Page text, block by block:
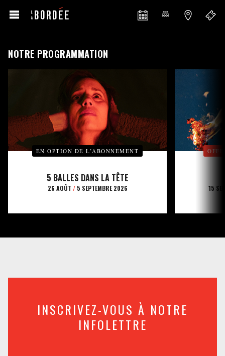
NOTRE PROGRAMMATION
EN OPTION DE L’ABONNEMENT
5 BALLES DANS LA TÊTE
26 AOÛT /5 SEPTEMBRE 2026 15
INSCRIVEZ-VOUS À NOTRE
INFOLETTRE